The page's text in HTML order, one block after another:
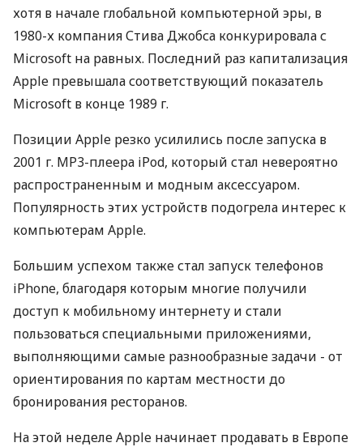
хотя в начале глобальной компьютерной эры, в
1980-х компания Стива Джобса конкурировала с
Microsoft на равных. Последний раз капитализация
Apple превышала соответствующий показатель
Microsoft в конце 1989 г.
Позиции Apple резко усилились после запуска в
2001 г. MP3-плеера iPod, который стал невероятно
распространенным и модным аксессуаром.
Популярность этих устройств подогрела интерес к
компьютерам Apple.
Большим успехом также стал запуск телефонов
iPhone, благодаря которым многие получили
доступ к мобильному интернету и стали
пользоваться специальными приложениями,
выполняющими самые разнообразные задачи - от
ориентирования по картам местности до
бронирования ресторанов.
На этой неделе Apple начинает продавать в Европе